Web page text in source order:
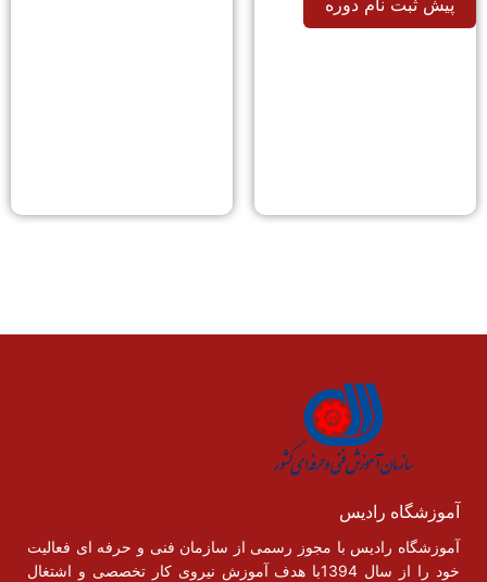
آموزشگاه رادیس
آموزشگاه رادیس با مجوز رسمی از سازمان فنی و حرفه ای فعالیت
خود را از سال 1394با هدف آموزش نیروی کار تخصصی و اشتغال